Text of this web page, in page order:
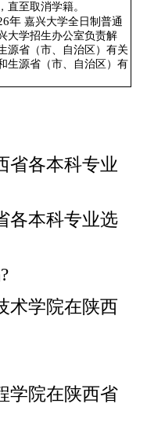
直至取消学籍。
年 嘉兴大学全日制普通
大学招生办公室负责解
源省（市、自治区）有关
生源省（市、自治区）有
省各本科专业
各本科专业选
术学院在陕西
学院在陕西省